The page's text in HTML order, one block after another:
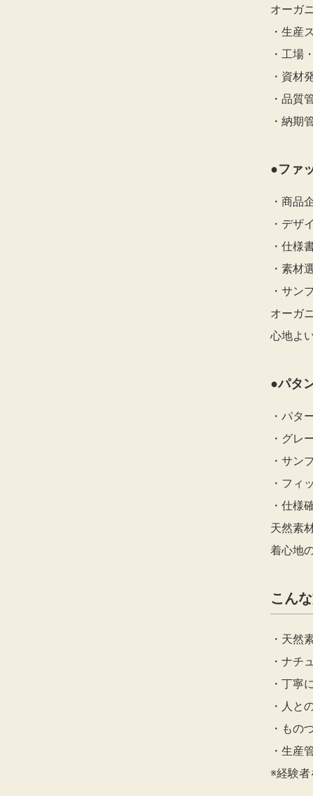
オーガ
・生産
・工場
・資材
・品質
・納期
●ファ
・商品
・デザ
・仕様
・素材
・サン
オーガ
心地よ
●パタ
・パタ
・グレ
・サン
・フィ
・仕様
天然素
着心地
こん
・天然
・ナチ
・丁寧
・人と
・もの
・生産
※経験者